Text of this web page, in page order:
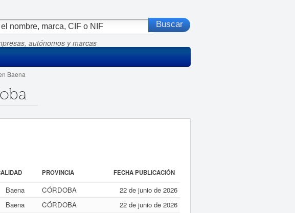
autónomos y marcas
Baena
PROVINCIA FECHA PUBLICACIÓN
Baena CÓRDOBA
22 de junio de 2026
Baena CÓRDOBA
22 de junio de 2026